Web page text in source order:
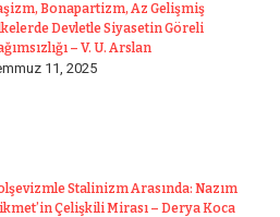
Bonapartizm, Az Gelişmiş
Devletle Siyasetin Göreli
– V. U. Arslan
11, 2025
Stalinizm Arasında: Nazım
Çelişkili Mirası – Derya Koca